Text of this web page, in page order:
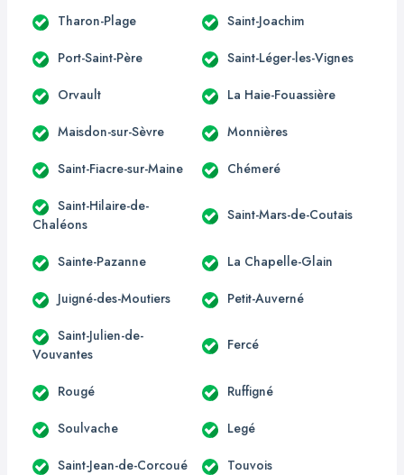
Tharon-Plage Saint-Joachim
Port-Saint-Père Saint-Léger-les-Vignes
Orvault La Haie-Fouassière
Maisdon-sur-Sèvre Monnières
Saint-Fiacre-sur-Maine Chémeré
Saint-Hilaire-de-
Chaléons
Saint-Mars-de-Coutais
Sainte-Pazanne La Chapelle-Glain
Juigné-des-Moutiers Petit-Auverné
Saint-Julien-de-
Vouvantes
Fercé
Rougé Ruffigné
Soulvache Legé
Saint-Jean-de-Corcoué Touvois